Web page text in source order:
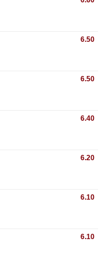
6.50
6.50
6.40
6.20
6.10
6.10